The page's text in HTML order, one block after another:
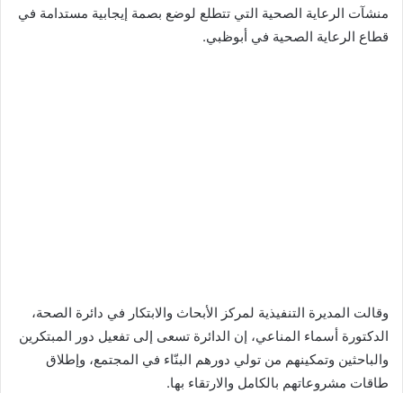
منشآت الرعاية الصحية التي تتطلع لوضع بصمة إيجابية مستدامة في
قطاع الرعاية الصحية في أبوظبي.
وقالت المديرة التنفيذية لمركز الأبحاث والابتكار في دائرة الصحة،
الدكتورة أسماء المناعي، إن الدائرة تسعى إلى تفعيل دور المبتكرين
والباحثين وتمكينهم من تولي دورهم البنّاء في المجتمع، وإطلاق
طاقات مشروعاتهم بالكامل والارتقاء بها.